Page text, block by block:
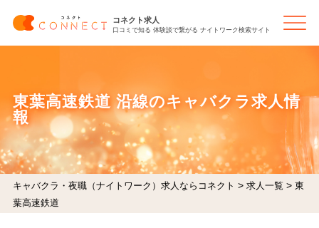
コネクト求人
口コミで知る 体験談で繋がる ナイトワーク検索サイト
東葉高速鉄道 沿線のキャバクラ求人情
報
キャバクラ・夜職（ナイトワーク）求人ならコネクト > 求人一覧 > 東
葉高速鉄道